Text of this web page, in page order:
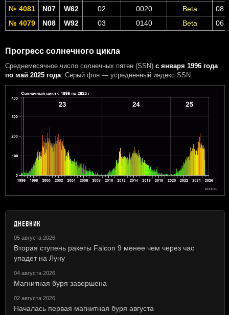
№ 4081
N07 W62 02 0020 Beta
08
№ 4079
N08 W92 03 0140 Beta 06
Прогресс солнечного цикла
Среднемесячное число солнечных пятен (SSN) с января 1996 года
по май 2025 года . Серый фон — усреднённый индекс SSN.
ДНЕВНИК
05 августа 2026
Вторая ступень ракеты Falcon 9 менее чем через час
упадет на Луну
04 августа 2026
Магнитная буря завершена
02 августа 2026
Началась первая магнитная буря августа